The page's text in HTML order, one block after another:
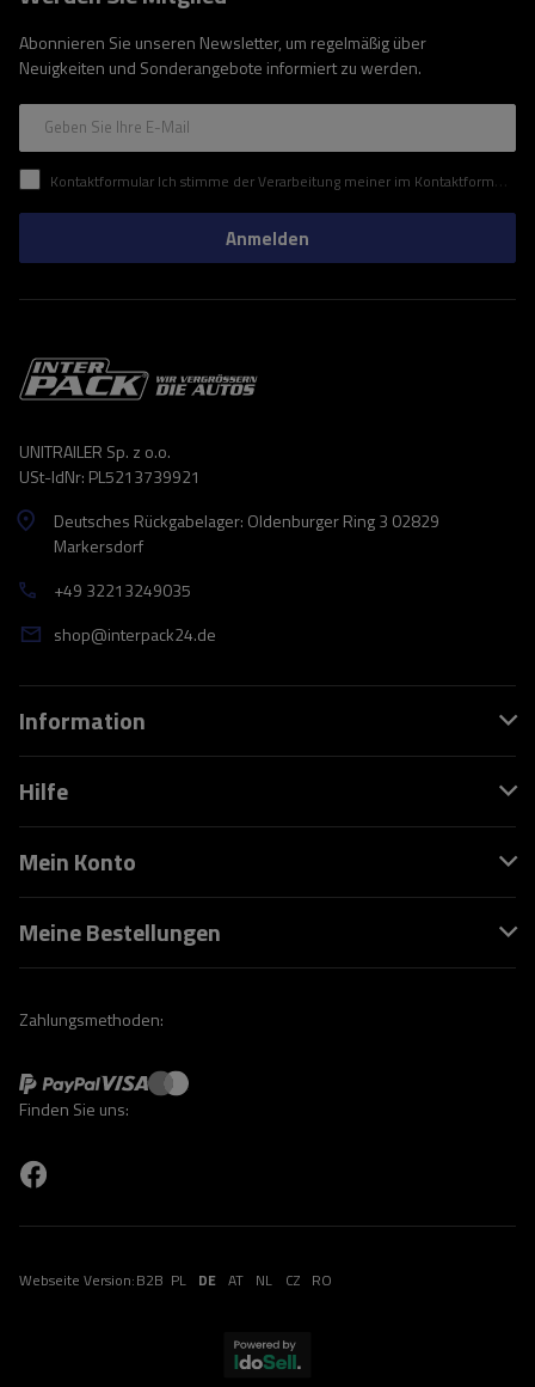
Abonnieren Sie unseren Newsletter, um regelmäßig über
Neuigkeiten und Sonderangebote informiert zu werden.
Geben Sie Ihre E-Mail
Kontaktformular Ich stimme der Verarbeitung meiner im Kontaktformular enthaltenen personenbezogenen Daten gemäß der Verordnung (EU) des Europäischen Parlaments und des Rates zu.
Anmelden
UNITRAILER Sp. z o.o.
USt-IdNr: PL5213739921
Deutsches Rückgabelager: Oldenburger Ring 3 02829
Markersdorf
+49 32213249035
shop@interpack24.de
Information
Hilfe
Mein Konto
Meine Bestellungen
Zahlungsmethoden:
Finden Sie uns:
Webseite Version:B2B PL DE AT NL CZ RO